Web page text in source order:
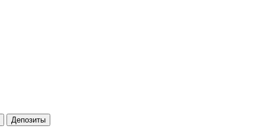
Депозиты